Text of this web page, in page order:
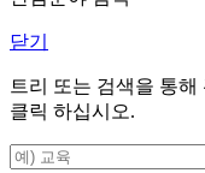
닫기
트리 또는 검색을 통
클릭 하십시오.